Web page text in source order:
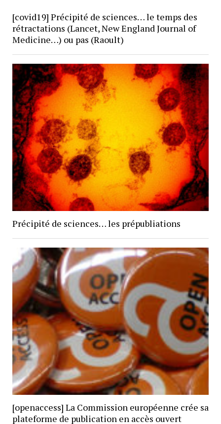
[covid19] Précipité de sciences… le temps des
rétractations (Lancet, New England Journal of
Medicine…) ou pas (Raoult)
Précipité de sciences… les prépubliations
[openaccess] La Commission européenne crée sa
plateforme de publication en accès ouvert